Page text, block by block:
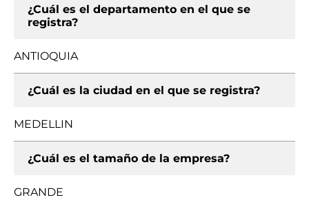
¿Cuál es el departamento en el que se
registra?
ANTIOQUIA
¿Cuál es la ciudad en el que se registra?
MEDELLIN
¿Cuál es el tamaño de la empresa?
GRANDE